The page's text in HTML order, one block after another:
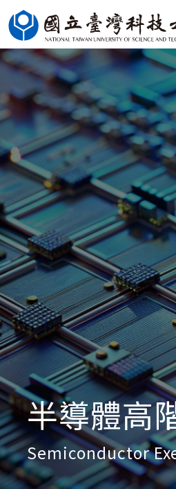
跳
到
主
要
內
容
區
塊
半導體高
Semiconductor